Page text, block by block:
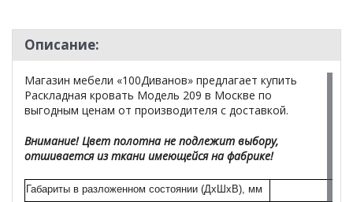
Описание:
Магазин мебели «100Диванов» предлагает купить
Раскладная кровать Модель 209 в Москве по
выгодным ценам от производителя с доставкой.
Внимание! Цвет полотна не подлежит выбору,
отшивается из ткани имеющейся на фабрике!
Габариты в разложенном состоянии (ДхШхВ), мм